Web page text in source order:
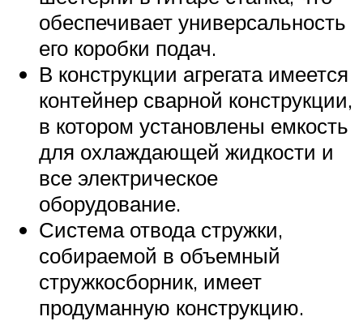
обеспечивает универсальность
его коробки подач.
В конструкции агрегата имеется
контейнер сварной конструкции,
в котором установлены емкость
для охлаждающей жидкости и
все электрическое
оборудование.
Система отвода стружки,
собираемой в объемный
стружкосборник, имеет
продуманную конструкцию.